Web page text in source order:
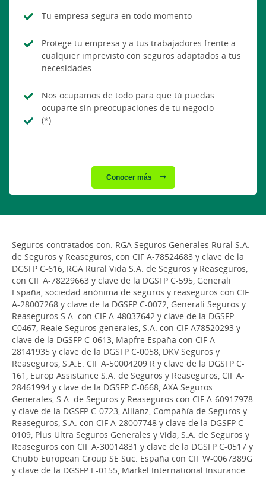
Tu empresa segura en todo momento
Protege tu empresa y a tus trabajadores frente a
cualquier imprevisto con seguros adaptados a tus
necesidades
Nos ocupamos de todo para que tú puedas
ocuparte sin preocupaciones de tu negocio
(*)
Conocer más
Seguros contratados con: RGA Seguros Generales Rural S.A.
de Seguros y Reaseguros, con CIF A-78524683 y clave de la
DGSFP C-616, RGA Rural Vida S.A. de Seguros y Reaseguros,
con CIF A-78229663 y clave de la DGSFP C-595, Generali
España, sociedad anónima de seguros y reaseguros con CIF
A-28007268 y clave de la DGSFP C-0072, Generali Seguros y
Reaseguros S.A. con CIF A-48037642 y clave de la DGSFP
C0467, Reale Seguros generales, S.A. con CIF A78520293 y
clave de la DGSFP C-0613, Mapfre España con CIF A-
28141935 y clave de la DGSFP C-0058, DKV Seguros y
Reaseguros, S.A.E. CIF A-50004209 R y clave de la DGSFP C-
161, Europ Assistance S.A. de Seguros y Reaseguros, CIF A-
28461994 y clave de la DGSFP C-0668, AXA Seguros
Generales, S.A. de Seguros y Reaseguros con CIF A-60917978
y clave de la DGSFP C-0723, Allianz, Compañía de Seguros y
Reaseguros, S.A. con CIF A-28007748 y clave de la DGSFP C-
0109, Plus Ultra Seguros Generales y Vida, S.A. de Seguros y
Reaseguros con CIF A-30014831 y clave de la DGSFP C-0517 y
Chubb European Group SE Suc. España con CIF W-0067389G
y clave de la DGSFP E-0155, Markel International Insurance